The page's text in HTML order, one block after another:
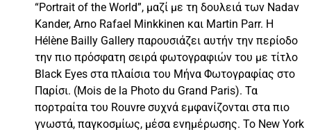
“Portrait of the World”, μαζί με τη δουλειά των Nadav
Kander, Arno Rafael Minkkinen και Martin Parr. Η
Hélène Bailly Gallery παρουσιάζει αυτήν την περίοδο
την πιο πρόσφατη σειρά φωτογραφιών του με τίτλο
Black Eyes στα πλαίσια του Μήνα Φωτογραφίας στο
Παρίσι. (Mois de la Photo du Grand Paris). Τα
πορτραίτα του Rouvre συχνά εμφανίζονται στα πιο
γνωστά, παγκοσμίως, μέσα ενημέρωσης. Το New York